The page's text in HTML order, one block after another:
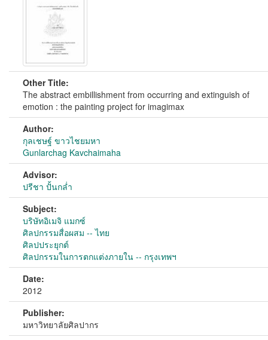
Other Title:
The abstract embillishment from occurring and extinguish of
emotion : the painting project for imagimax
Author:
กุลเชษฐ์ ขาวไชยมหา
Gunlarchag Kavchaimaha
Advisor:
ปรีชา ปั้นกล่ำ
Subject:
บริษัทอิเมจิ แมกซ์
ศิลปกรรมสื่อผสม -- ไทย
ศิลปประยุกต์
ศิลปกรรมในการตกแต่งภายใน -- กรุงเทพฯ
Date:
2012
Publisher:
มหาวิทยาลัยศิลปากร